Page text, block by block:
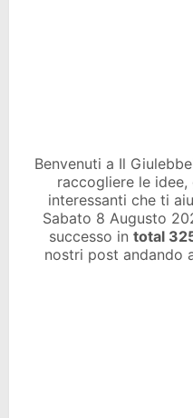
Benvenuti a Il
raccogliere le
interessanti che ti
Sabato 8 Augusto
successo in total
nostri post andando